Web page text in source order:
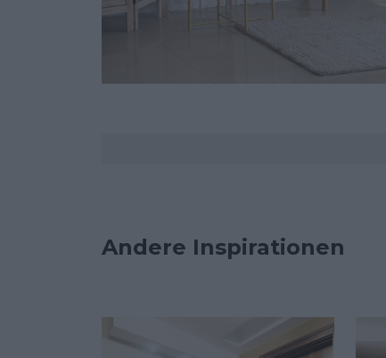
Andere Inspirationen